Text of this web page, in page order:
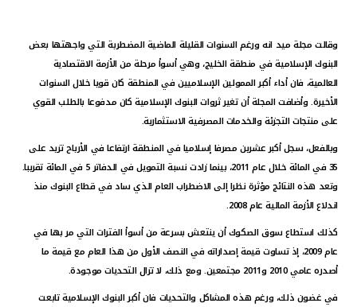
ماليزيا
تركيا
مصر
المملكة المتحدة
مملكة البحرين
وقالت مجلة ميد انه ورغم السنوات القليلة الماضية المضطربة التي واجهتها بعض
البنوك الإسلامية في منطقة الخليج، وهي أسوأ مرحلة من الأزمة الاقتصادية
العالمية، فان أداء أكبر الممولين الإسلاميين في المنطقة كان قويا خلال السنوات
الأخيرة. وأضافت المجلة أن تغير ثروات البنوك الإسلامية كان مدفوعا بالطلب القوي
على منتجات التجزئة والخدمات المصرفية الاستثمارية.
وبالفعل، سجل أكبر عشرين مصرفا إسلاميا في المنطقة ارتفاعا في الأرباح تزيد على
35 في المائة خلال عام 2011، بينما زادت نسبة التمويل في الدفاتر 5 في المائة تقريبا.
وتعد هذه النتائج مؤثرة نظرا إلى الاضطراب العام الذي ساد في قطاع البنوك منذ
اندلاع الأزمة المالية عام 2008.
كذلك استطاع سوق الصكوك أن ينتعش بسرعة من أسوأ الفترات التي مر بها في
عام 2009، إذ تساوت قيمة إصداراته في النصف الأول من هذا العام مع قيمة ما
أصدره عامي 2010 و2011 مجتمعين. ومع ذلك، لا تزال التحديات موجودة.
في غضون ذلك، ورغم هذه المشاكل والتحديات فان أكبر البنوك الإسلامية تابعت